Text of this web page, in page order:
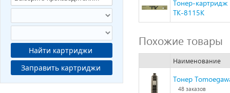
Найти картриджи
Заправить картриджи
Тонер-картридж
TK-8115K
Похожие товары
Наименование
Тонер
48 заказов